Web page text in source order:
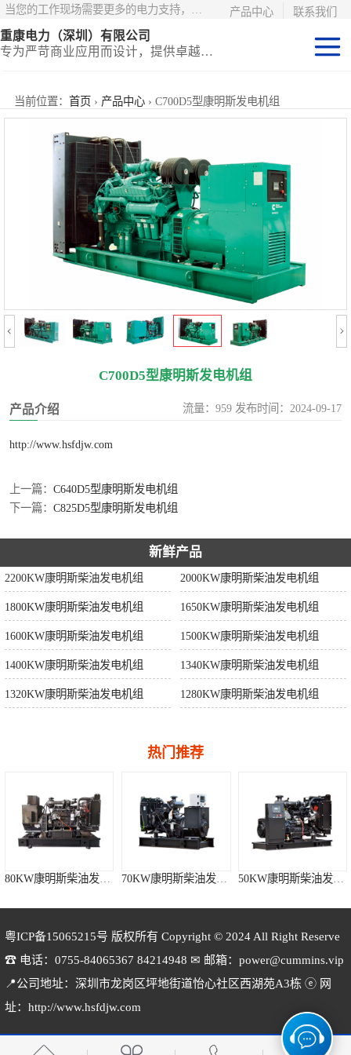
联系我们
产品中心
重康电力（深圳）有限公司
专为严苛商业应用而设计，提供卓越的价值和匹配的功能
当前位置： 首页 › 产品中心 › C700D5型康明斯发电机组
C700D5型康明斯发电机组
产品介绍 流量：959 发布时间：2024-09-17
http://www.hsfdjw.com
上一篇： C640D5型康明斯发电机组
下一篇： C825D5型康明斯发电机组
新鲜产品
2200KW康明斯柴油发电机组 2000KW康明斯柴油发电机组
1800KW康明斯柴油发电机组 1650KW康明斯柴油发电机组
1600KW康明斯柴油发电机组 1500KW康明斯柴油发电机组
1400KW康明斯柴油发电机组 1340KW康明斯柴油发电机组
1320KW康明斯柴油发电机组 1280KW康明斯柴油发电机组
热门推荐
粤ICP备15065215号 版权所有 Copyright © 2024 All Right Reserve
☎ 电话：0755-84065367 84214948 ✉ 邮箱：power@cummins.vip
📍公司地址：深圳市龙岗区坪地街道怡心社区西湖苑A3栋 ⓔ 网
址：http://www.hsfdjw.com
静音型集装箱电
移动式挂车电站
固定开架式